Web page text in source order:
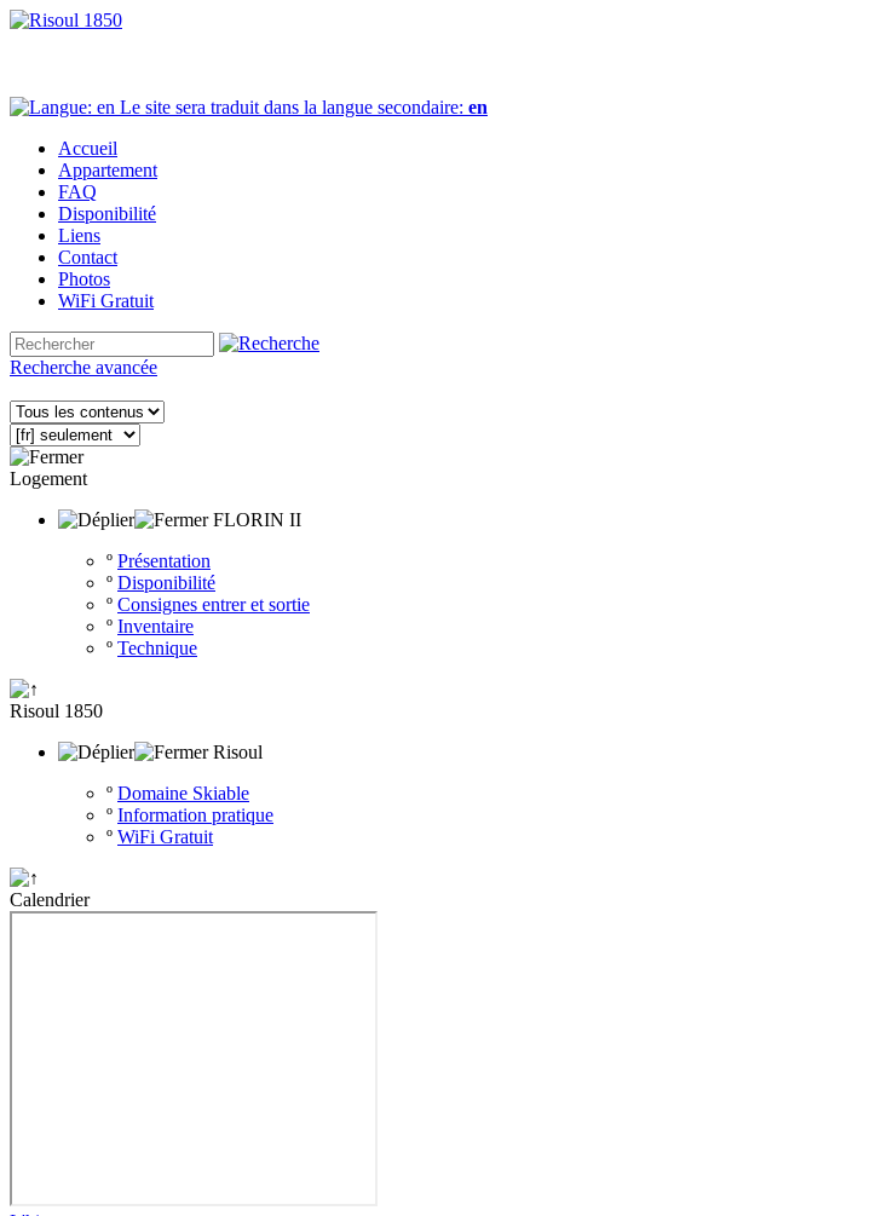
Le site sera traduit dans la langue secondaire: en
Accueil
Appartement
FAQ
Disponibilité
Liens
Contact
Photos
WiFi Gratuit
Recherche avancée
Logement
FLORIN II
º Présentation
º Disponibilité
º Consignes entrer et sortie
º Inventaire
º Technique
Risoul 1850
Risoul
º Domaine Skiable
º Information pratique
º WiFi Gratuit
Calendrier